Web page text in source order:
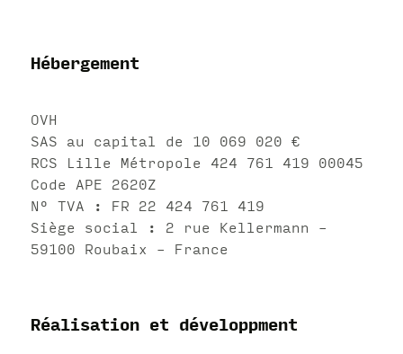
Hébergement
OVH
SAS au capital de 10 069 020 €
RCS Lille Métropole 424 761 419 00045
Code APE 2620Z
N° TVA : FR 22 424 761 419
Siège social : 2 rue Kellermann –
59100 Roubaix – France
Réalisation et développment